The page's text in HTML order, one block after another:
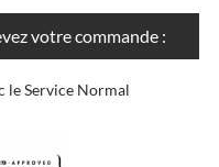
votre commande :
le Service Normal